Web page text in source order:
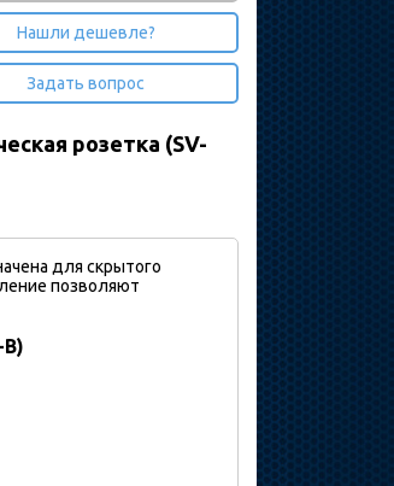
Нашли дешевле?
Задать вопрос
розетка (SV-
для скрытого
позволяют